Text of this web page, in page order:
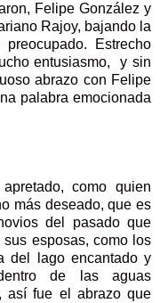
Felipe González y
Rajoy, bajando la
Estrecho
entusiasmo, y sin
abrazo con Felipe
palabra emocionada
como quien
más deseado, que es
del pasado que
esposas, como los
del lago encantado y
de las aguas
así fue el abrazo que